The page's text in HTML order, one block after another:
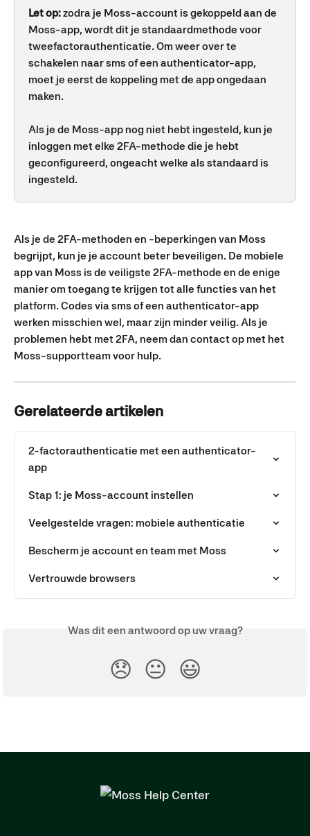
Let op: zodra je Moss-account is gekoppeld aan de
Moss-app, wordt dit je standaardmethode voor
tweefactorauthenticatie. Om weer over te
schakelen naar sms of een authenticator-app,
moet je eerst de koppeling met de app ongedaan
maken.
Als je de Moss-app nog niet hebt ingesteld, kun je
inloggen met elke 2FA-methode die je hebt
geconfigureerd, ongeacht welke als standaard is
ingesteld.
Als je de 2FA-methoden en -beperkingen van Moss
begrijpt, kun je je account beter beveiligen. De mobiele
app van Moss is de veiligste 2FA-methode en de enige
manier om toegang te krijgen tot alle functies van het
platform. Codes via sms of een authenticator-app
werken misschien wel, maar zijn minder veilig. Als je
problemen hebt met 2FA, neem dan contact op met het
Moss-supportteam voor hulp.
Gerelateerde artikelen
2-factorauthenticatie met een authenticator-
app
Stap 1: je Moss-account instellen
Veelgestelde vragen: mobiele authenticatie
Bescherm je account en team met Moss
Vertrouwde browsers
Was dit een antwoord op uw vraag?
😞 😐 😃